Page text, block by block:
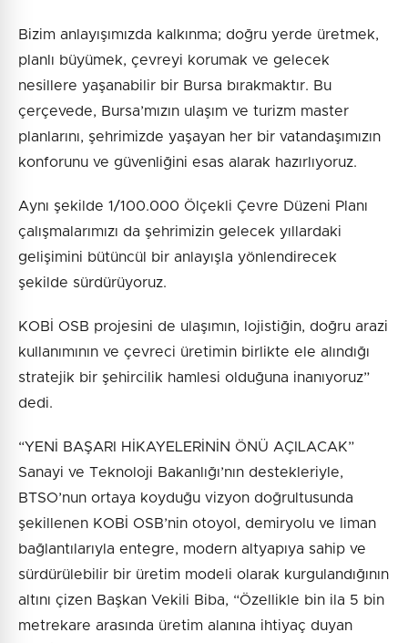
Bizim anlayışımızda kalkınma; doğru yerde üretmek,
planlı büyümek, çevreyi korumak ve gelecek
nesillere yaşanabilir bir Bursa bırakmaktır. Bu
çerçevede, Bursa’mızın ulaşım ve turizm master
planlarını, şehrimizde yaşayan her bir vatandaşımızın
konforunu ve güvenliğini esas alarak hazırlıyoruz.
Aynı şekilde 1/100.000 Ölçekli Çevre Düzeni Planı
çalışmalarımızı da şehrimizin gelecek yıllardaki
gelişimini bütüncül bir anlayışla yönlendirecek
şekilde sürdürüyoruz.
KOBİ OSB projesini de ulaşımın, lojistiğin, doğru arazi
kullanımının ve çevreci üretimin birlikte ele alındığı
stratejik bir şehircilik hamlesi olduğuna inanıyoruz”
dedi.
“YENİ BAŞARI HİKAYELERİNİN ÖNÜ AÇILACAK”
Sanayi ve Teknoloji Bakanlığı’nın destekleriyle,
BTSO’nun ortaya koyduğu vizyon doğrultusunda
şekillenen KOBİ OSB’nin otoyol, demiryolu ve liman
bağlantılarıyla entegre, modern altyapıya sahip ve
sürdürülebilir bir üretim modeli olarak kurgulandığının
altını çizen Başkan Vekili Biba, “Özellikle bin ila 5 bin
metrekare arasında üretim alanına ihtiyaç duyan